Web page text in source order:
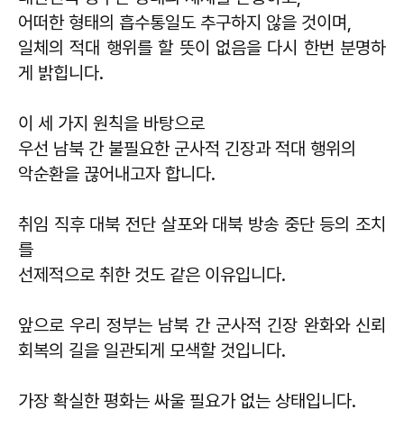
어떠한 형태의 흡수통일도 추구하지 않을 것이며,
일체의 적대 행위를 할 뜻이 없음을 다시 한번 분명하
게 밝힙니다.
이 세 가지 원칙을 바탕으로
우선 남북 간 불필요한 군사적 긴장과 적대 행위의
악순환을 끊어내고자 합니다.
취임 직후 대북 전단 살포와 대북 방송 중단 등의 조치
를
선제적으로 취한 것도 같은 이유입니다.
앞으로 우리 정부는 남북 간 군사적 긴장 완화와 신뢰
회복의 길을 일관되게 모색할 것입니다.
가장 확실한 평화는 싸울 필요가 없는 상태입니다.